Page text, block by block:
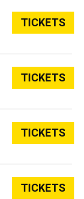
TICKETS
TICKETS
TICKETS
TICKETS